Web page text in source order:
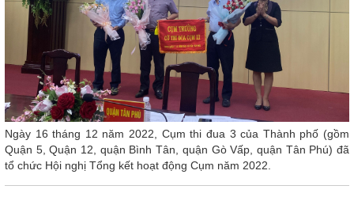
Ngày 16 tháng 12 năm 2022, Cụm thi đua 3 của Thành phố (gồm
Quận 5, Quận 12, quận Bình Tân, quận Gò Vấp, quận Tân Phú) đã
tổ chức Hội nghị Tổng kết hoạt động Cụm năm 2022.